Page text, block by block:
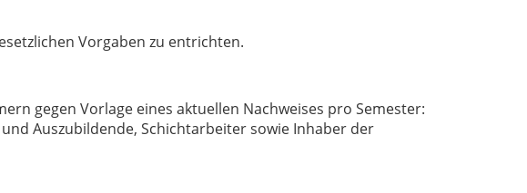
Vorgaben zu entrichten.
gegen Vorlage eines aktuellen Nachweises pro Semester:
Auszubildende, Schichtarbeiter sowie Inhaber der